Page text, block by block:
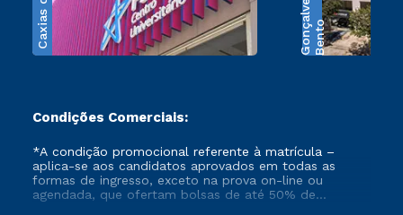
B
e
n
t
o
G
o
n
ç
a
l
v
e
s
Condições Comerciais:
*A condição promocional referente à matrícula –
aplica-se aos candidatos aprovados em todas as
formas de ingresso, exceto na prova on-line ou
agendada, que ofertam bolsas de até 50% de